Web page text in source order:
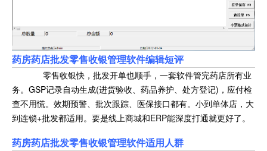
药房药店批发零售收银管理软件编辑短评
零售收银快，批发开单也顺手，一套软件管完药店所有业
务。GSP记录自动生成(进货验收、药品养护、处方登记)，应付检
查不用慌。效期预警、批次跟踪、医保接口都有。小到单体店，大
到连锁+批发都适用。要是线上商城和ERP能深度打通就更好了。
药房药店批发零售收银管理软件适用人群